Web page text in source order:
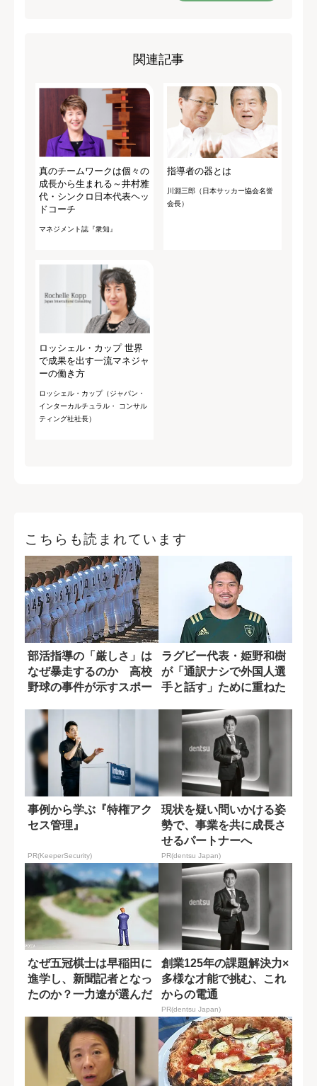
関連記事
真のチームワークは個々の
成長から生まれる～井村雅
代・シンクロ日本代表ヘッ
ドコーチ
マネジメント誌『衆知』
指導者の器とは
川淵三郎（日本サッカー協会名誉
会長）
ロッシェル・カップ 世界
で成果を出す一流マネジャ
ーの働き方
ロッシェル・カップ（ジャパン・
インターカルチュラル・ コンサル
ティング社社長）
こちらも読まれています
部活指導の「厳しさ」は
なぜ暴走するのか 高校
野球の事件が示すスポー
ラグビー代表・姫野和樹
が「通訳ナシで外国人選
手と話す」ために重ねた
事例から学ぶ『特権アク
セス管理』
PR(KeeperSecurity)
現状を疑い問いかける姿
勢で、事業を共に成長さ
せるパートナーへ
PR(dentsu Japan)
なぜ五冠棋士は早稲田に
進学し、新聞記者となっ
たのか？一力遼が選んだ
創業125年の課題解決力×
多様な才能で挑む、これ
からの電通
PR(dentsu Japan)